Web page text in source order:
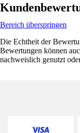
Bereich überspringen
Die Echtheit der
Bewertungen können
nachweislich genutzt